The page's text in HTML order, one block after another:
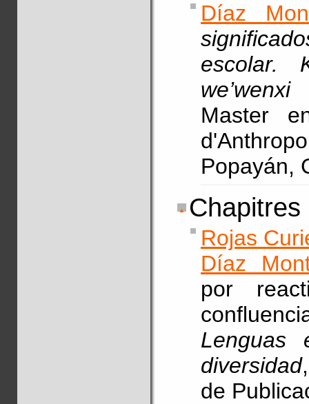
Díaz
escolar.
we’wenxi
Master
Popayán,
Rojas
Díaz
por
Lenguas
diversidad
de